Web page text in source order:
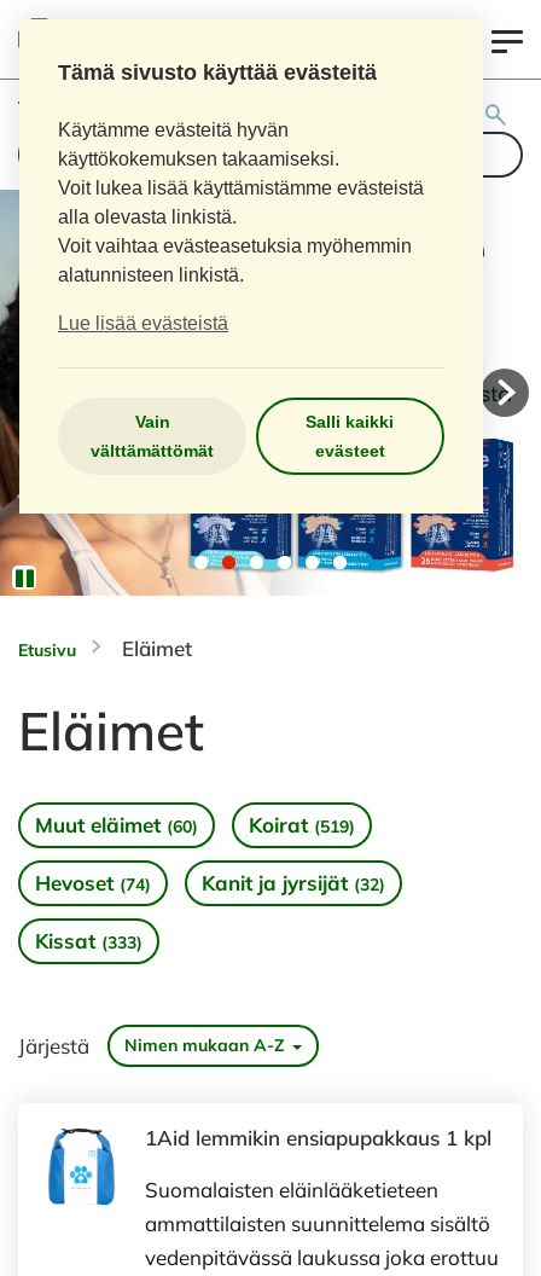
Tämä sivusto käyttää evästeitä
Käytämme evästeitä hyvän
käyttökokemuksen takaamiseksi.
Voit lukea lisää käyttämistämme evästeistä
alla olevasta linkistä.
Voit vaihtaa evästeasetuksia myöhemmin
alatunnisteen linkistä.
Lue lisää evästeistä
Vain
välttämättömät
Salli kaikki
evästeet
Tuotehaku:
Etusivu Eläimet
Eläimet
Muut eläimet (60) Koirat (519)
Hevoset (74) Kanit ja jyrsijät (32)
Kissat (333)
Järjestä Nimen mukaan A-Z
1Aid lemmikin ensiapupakkaus 1 kpl
Suomalaisten eläinlääketieteen
ammattilaisten suunnittelema sisältö
vedenpitävässä laukussa joka erottuu